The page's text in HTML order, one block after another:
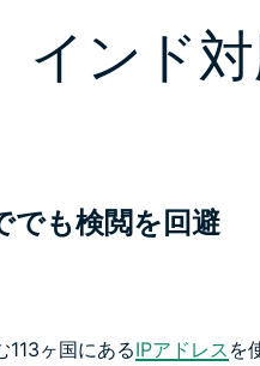
インド
でも検閲を回避
113ヶ国にあるIPアドレス を